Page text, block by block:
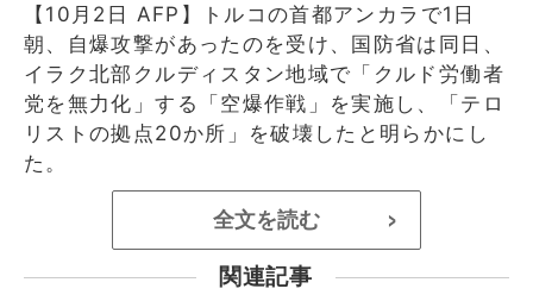
【10月2日 AFP】トルコの首都アンカラで1日
朝、自爆攻撃があったのを受け、国防省は同日、
イラク北部クルディスタン地域で「クルド労働者
党を無力化」する「空爆作戦」を実施し、「テロ
リストの拠点20か所」を破壊したと明らかにし
た。
全文を読む >
関連記事